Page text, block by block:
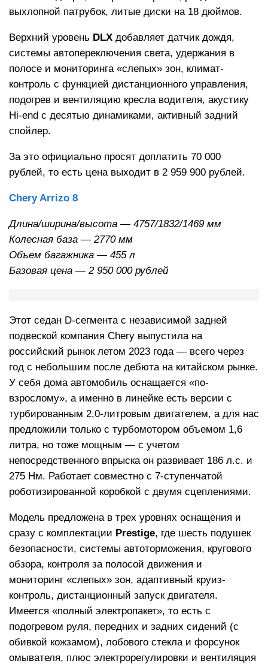
выхлопной патрубок, литые диски на 18 дюймов.
Верхний уровень DLX добавляет датчик дождя,
системы автопереключения света, удержания в
полосе и мониторинга «слепых» зон, климат-
контроль с функцией дистанционного управления,
подогрев и вентиляцию кресла водителя, акустику
Hi-end с десятью динамиками, активный задний
спойлер.
За это официально просят доплатить 70 000
рублей, то есть цена выходит в 2 959 900 рублей.
Chery Arrizo 8
Длина/ширина/высота — 4757/1832/1469 мм
Колесная база — 2770 мм
Объем багажника — 455 л
Базовая цена — 2 950 000 рублей
Этот седан D-сегмента с независимой задней
подвеской компания Chery выпустила на
российский рынок летом 2023 года — всего через
год с небольшим после дебюта на китайском рынке.
У себя дома автомобиль оснащается «по-
взрослому», а именно в линейке есть версии с
турбированным 2,0-литровым двигателем, а для нас
предложили только с турбомотором объемом 1,6
литра, но тоже мощным — с учетом
непосредственного впрыска он развивает 186 л.с. и
275 Нм. Работает совместно с 7-ступенчатой
роботизированной коробкой с двумя сцеплениями.
Модель предложена в трех уровнях оснащения и
сразу с комплектации Prestige, где шесть подушек
безопасности, системы автоторможения, кругового
обзора, контроля за полосой движения и
мониторинг «слепых» зон, адаптивный круиз-
контроль, дистанционный запуск двигателя.
Имеется «полный электропакет», то есть с
подогревом руля, передних и задних сидений (с
обивкой кожзамом), лобового стекла и форсунок
омывателя, плюс электрорегулировки и вентиляция